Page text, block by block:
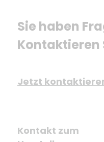
Sie haben
Kontaktieren
Jetzt
Kontakt zum